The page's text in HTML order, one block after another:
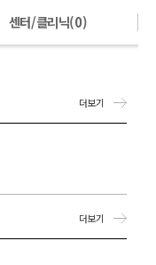
센터/클리닉(0)
더보기
더보기